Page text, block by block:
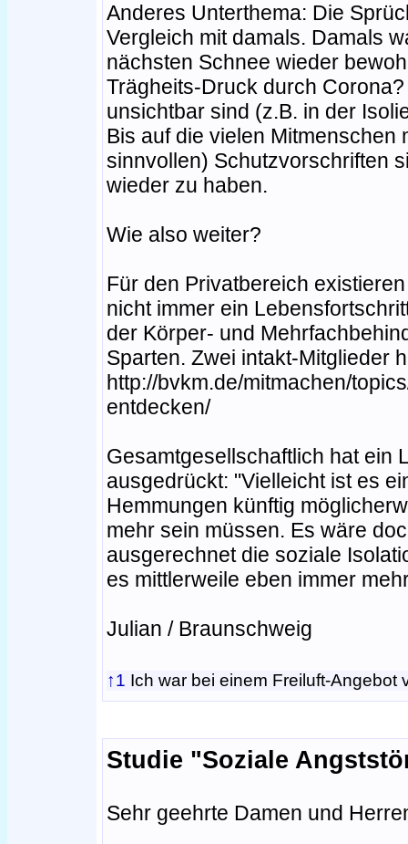
Anderes Unterthema: Die
Vergleich mit damals. Damals
nächsten Schnee wieder
Trägheits-Druck durch
unsichtbar sind (z.B. in der
Bis auf die vielen Mitmenschen
sinnvollen) Schutzvorschriften
wieder zu haben.
Wie also weiter?
Für den Privatbereich
nicht immer ein
der Körper- und
Sparten. Zwei intakt-Mitglieder
http://bvkm.de/mitmachen/
entdecken/
Gesamtgesellschaftlich hat ein
ausgedrückt: "Vielleicht ist es
Hemmungen künftig
mehr sein müssen. Es wäre
ausgerechnet die soziale
es mittlerweile eben immer
Julian / Braunschweig
↑1 Ich war bei einem Freiluft-Angebot
Studie "Soziale
Sehr geehrte Damen und